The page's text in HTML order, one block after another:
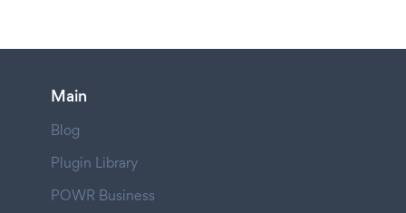
Main
Blog
Plugin Library
POWR Business